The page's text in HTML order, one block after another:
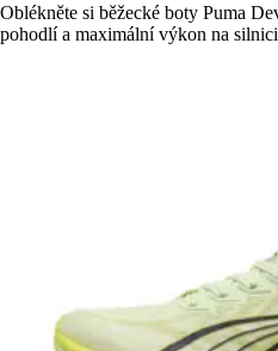
Oblékněte si běžecké boty Puma
pohodlí a maximální výkon na